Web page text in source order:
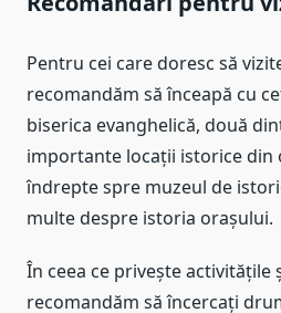
Pentru cei care doresc să
recomandăm să înceapă cu
biserica evanghelică, două
importante locații istorice din
îndrepte spre muzeul de
multe despre istoria orașului.
În ceea ce privește activitățile
recomandăm să încercați